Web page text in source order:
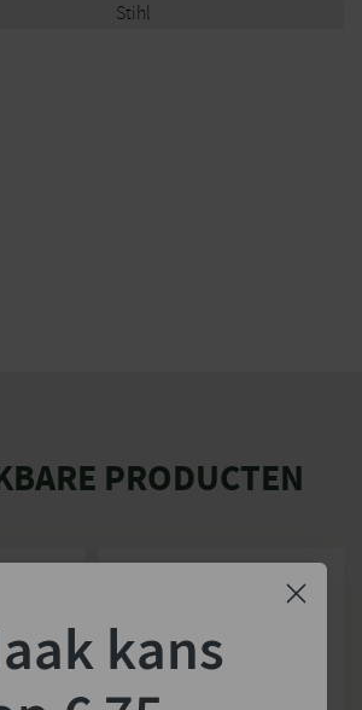
Stihl
PRODUCTEN
kans